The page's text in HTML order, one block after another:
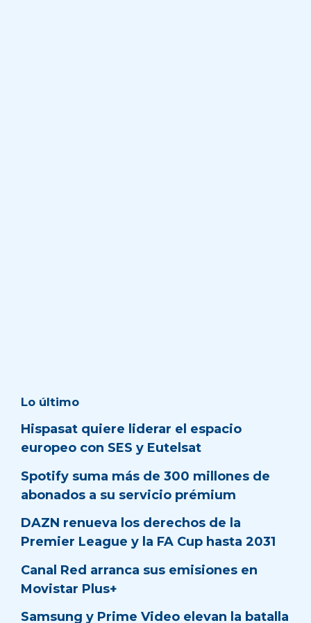
Lo último
Hispasat quiere liderar el espacio
europeo con SES y Eutelsat
Spotify suma más de 300 millones de
abonados a su servicio prémium
DAZN renueva los derechos de la
Premier League y la FA Cup hasta 2031
Canal Red arranca sus emisiones en
Movistar Plus+
Samsung y Prime Video elevan la batalla